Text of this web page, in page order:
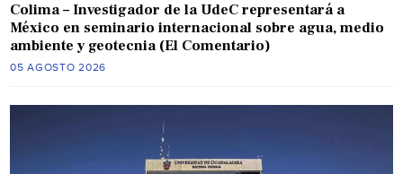
Colima – Investigador de la UdeC representará a
México en seminario internacional sobre agua, medio
ambiente y geotecnia (El Comentario)
05 AGOSTO 2026